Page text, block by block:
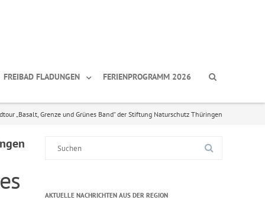
FREIBAD FLADUNGEN FERIENPROGRAMM 2026
„Basalt, Grenze und Grünes Band“ der Stiftung Naturschutz Thüringen
AKTUELLE NACHRICHTEN AUS DER REGION